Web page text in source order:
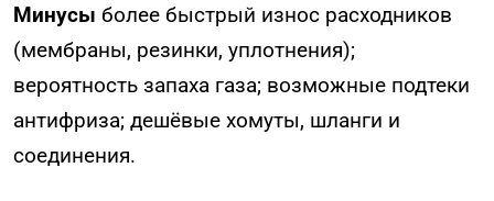
Минусы более быстрый износ расходников
(мембраны, резинки, уплотнения);
вероятность запаха газа; возможные подтеки
антифриза; дешёвые хомуты, шланги и
соединения.